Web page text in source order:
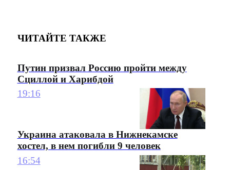
ЧИТАЙТЕ ТАКЖЕ
Путин призвал Россию пройти между
Сциллой и Харибдой
19:16
Украина атаковала в Нижнекамске
хостел, в нем погибли 9 человек
16:54